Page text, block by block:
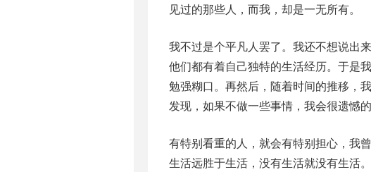
见过的那些人，而我，却是一无所有。
我不过是个平凡人罢了。我还不想说出
他们都有着自己独特的生活经历。于是
勉强糊口。再然后，随着时间的推移，
发现，如果不做一些事情，我会很遗憾
有特别看重的人，就会有特别担心，我
生活远胜于生活，没有生活就没有生活